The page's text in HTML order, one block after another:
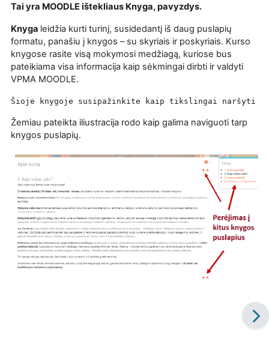
Tai yra MOODLE ištekliaus Knyga, pavyzdys.
Knyga leidžia kurti turinį, susidedantį iš daug puslapių
formatu, panašiu į knygos – su skyriais ir poskyriais. Kurso
knygose rasite visą mokymosi medžiagą, kuriose bus
pateikiama visa informacija kaip sėkmingai dirbti ir valdyti
VPMA MOODLE.
Šioje knygoje susipažinkite kaip tikslingai naršyti
Žemiau pateikta iliustracija rodo kaip galima naviguoti tarp
knygos puslapių.